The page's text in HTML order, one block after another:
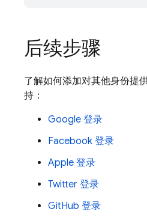
后续步骤
了解如何添加对其他身份提
持：
Google 登录
Facebook 登录
Apple 登录
Twitter 登录
GitHub 登录